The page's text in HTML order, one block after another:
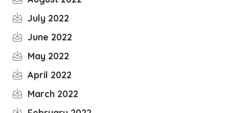
July 2022
June 2022
May 2022
April 2022
March 2022